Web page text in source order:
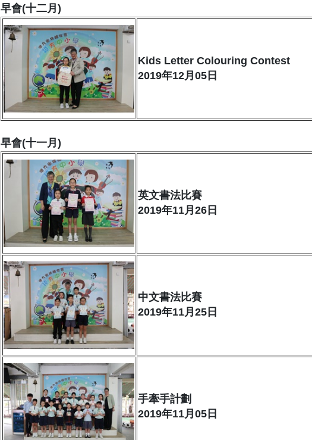
早會(十二月)
Kids Letter Colouring Contest
2019年12月05日
早會(十一月)
英文書法比賽
2019年11月26日
中文書法比賽
2019年11月25日
手牽手計劃
2019年11月05日